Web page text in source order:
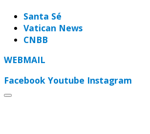
Santa Sé
Vatican News
CNBB
WEBMAIL
Facebook Youtube Instagram